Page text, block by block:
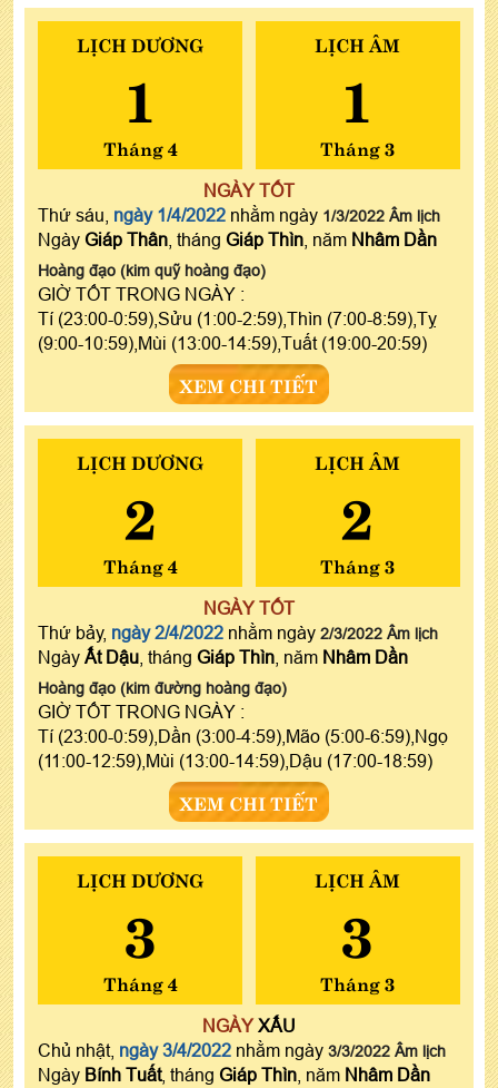
LỊCH DƯƠNG
1
Tháng 4
LỊCH ÂM
1
Tháng 3
NGÀY TỐT
Thứ sáu, ngày 1/4/2022 nhằm ngày 1/3/2022 Âm lịch
Ngày Giáp Thân , tháng Giáp Thìn , năm Nhâm Dần
Hoàng đạo (kim quỹ hoàng đạo)
GIỜ TỐT TRONG NGÀY :
Tí (23:00-0:59),Sửu (1:00-2:59),Thìn (7:00-8:59),Tỵ
(9:00-10:59),Mùi (13:00-14:59),Tuất (19:00-20:59)
XEM CHI TIẾT
LỊCH DƯƠNG
2
Tháng 4
LỊCH ÂM
2
Tháng 3
NGÀY TỐT
Thứ bảy, ngày 2/4/2022 nhằm ngày 2/3/2022 Âm lịch
Ngày Ất Dậu , tháng Giáp Thìn , năm Nhâm Dần
Hoàng đạo (kim đường hoàng đạo)
GIỜ TỐT TRONG NGÀY :
Tí (23:00-0:59),Dần (3:00-4:59),Mão (5:00-6:59),Ngọ
(11:00-12:59),Mùi (13:00-14:59),Dậu (17:00-18:59)
XEM CHI TIẾT
LỊCH DƯƠNG
3
Tháng 4
LỊCH ÂM
3
Tháng 3
NGÀYXẤU
Chủ nhật, ngày 3/4/2022 nhằm ngày 3/3/2022 Âm lịch
Ngày Bính Tuất, tháng Giáp Thìn , năm Nhâm Dần